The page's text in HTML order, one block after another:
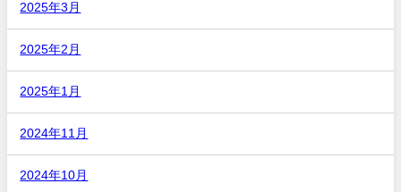
2025年3月
2025年2月
2025年1月
2024年11月
2024年10月